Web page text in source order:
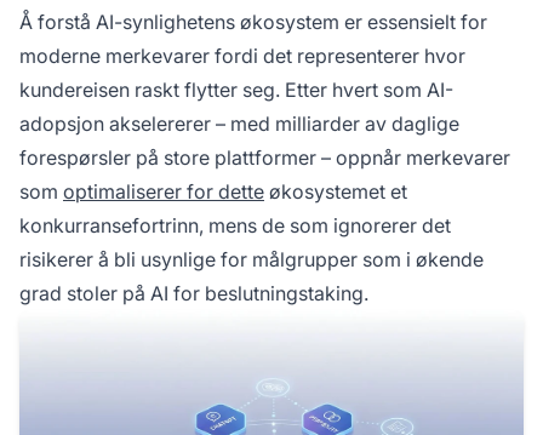
Å forstå AI-synlighetens økosystem er essensielt for
moderne merkevarer fordi det representerer hvor
kundereisen raskt flytter seg. Etter hvert som AI-
adopsjon akselererer – med milliarder av daglige
forespørsler på store plattformer – oppnår merkevarer
som optimaliserer for dette økosystemet et
konkurransefortrinn, mens de som ignorerer det
risikerer å bli usynlige for målgrupper som i økende
grad stoler på AI for beslutningstaking.